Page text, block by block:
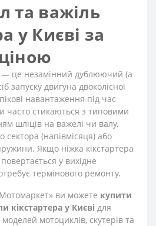
та важіль
у Києві за
— це незамінний дублюючий (а
запуску двигуна двоколісної
навантаження під час
часто стикаються з типовими
шліців на важелі чи валу,
сектора (напівмісяця) або
Якщо ніжка кікстартера
у вихідне
термінового ремонту.
ви можете купити
кікстартера у Києві для
мотоциклів, скутерів та